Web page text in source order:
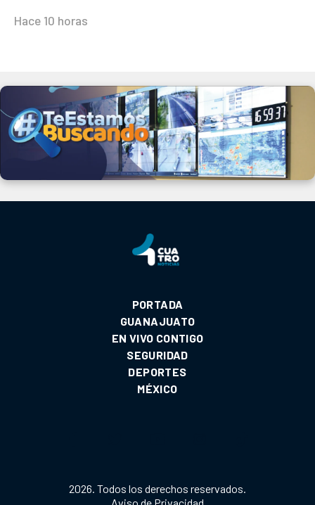
Hace 10 horas
PORTADA
GUANAJUATO
EN VIVO CONTIGO
SEGURIDAD
DEPORTES
MÉXICO
2026. Todos los derechos reservados.
Aviso de Privacidad